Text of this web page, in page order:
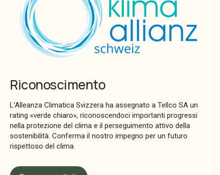
Riconoscimento
L’Alleanza Climatica Svizzera ha assegnato a Tellco SA un
rating «verde chiaro», riconoscendoci importanti progressi
nella protezione del clima e il perseguimento attivo della
sostenibilità. Conferma il nostro impegno per un futuro
rispettoso del clima.